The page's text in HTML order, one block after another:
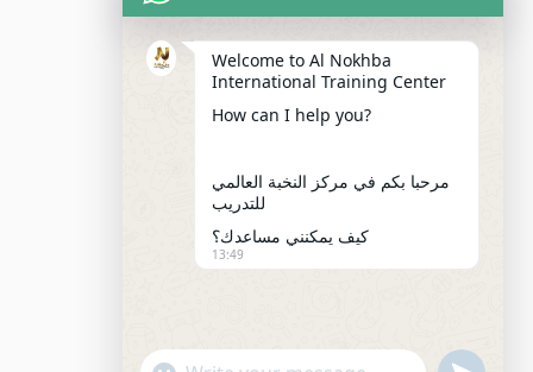
Welcome to Al Nokhba
International Training Center
How can I help you?
مرحبا بكم في مركز النخبة العالمي
للتدريب
كيف يمكنني مساعدك؟
13:49
"+chaty_settings.lang.emoji_picker+" undefined